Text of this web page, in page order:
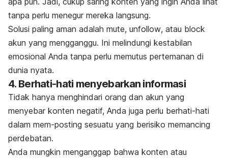
tanpa perlu menegur mereka langsung.
Solusi paling aman adalah mute, unfollow, atau block
akun yang mengganggu. Ini melindungi kestabilan
emosional Anda tanpa perlu memutus pertemanan di
dunia nyata.
4. Berhati-hati menyebarkan informasi
Tidak hanya menghindari orang dan akun yang
menyebar konten negatif, Anda juga perlu berhati-hati
dalam mem-posting sesuatu yang berisiko memancing
perdebatan.
Anda mungkin menganggap bahwa konten atau